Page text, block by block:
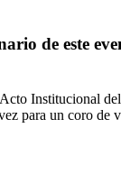
de este
Institucional
para un coro de